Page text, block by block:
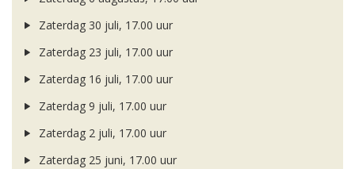
Zaterdag 30 juli, 17.00 uur
Zaterdag 23 juli, 17.00 uur
Zaterdag 16 juli, 17.00 uur
Zaterdag 9 juli, 17.00 uur
Zaterdag 2 juli, 17.00 uur
Zaterdag 25 juni, 17.00 uur